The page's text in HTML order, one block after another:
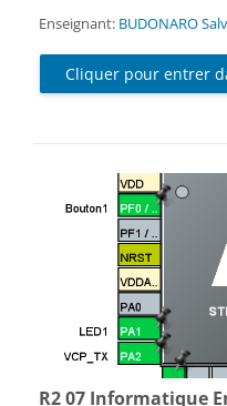
Enseignant: BUDONARO
Cliquer pour entrer
R2 07 Informatique